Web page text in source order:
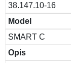
38.147.10-16
Model
SMART C
Opis